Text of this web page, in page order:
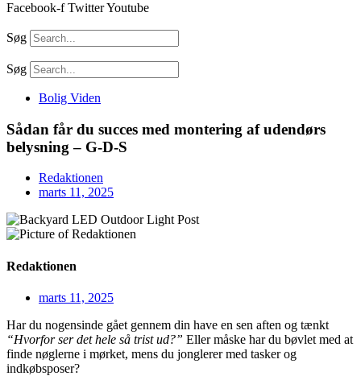
Facebook-f TwitterYoutube
Søg
Søg
Bolig Viden
Sådan får du succes med montering af udendørs
belysning – G-D-S
Redaktionen
marts 11, 2025
Redaktionen
marts 11, 2025
Har du nogensinde gået gennem din have en sen aften og tænkt
“Hvorfor ser det hele så trist ud?” Eller måske har du bøvlet med at
finde nøglerne i mørket, mens du jonglerer med tasker og
indkøbsposer?